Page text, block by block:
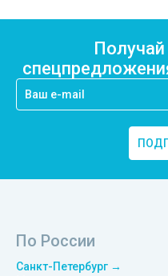
По России
Санкт-Петербург →